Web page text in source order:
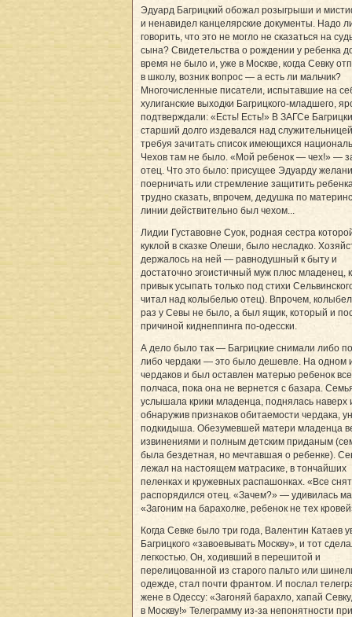
Эдуард Багрицкий обожал розыгрыши и
и ненавидел канцелярские документы. Надо
говорить, что это не могло не сказаться на
сына? Свидетельства о рождении у ребенка
время не было и, уже в Москве, когда Севку
в школу, возник вопрос — а есть ли мальчик?
Многочисленные писатели, испытавшие на
хулиганские выходки Багрицкого-младшего,
подтверждали: «Есть! Есть!» В ЗАГСе
старший долго издевался над служительницей
требуя зачитать список имеющихся
Чехов там не было. «Мой ребенок — чех!» —
отец. Что это было: присущее Эдуарду
поерничать или стремление защитить
трудно сказать, впрочем, дедушка по
линии действительно был чехом...
Лидии Густавовне Суок, родная сестра
куклой в сказке Олеши, было несладко.
держалось на ней — равнодушный к быту и
достаточно эгоистичный муж плюс младенец,
привык усыпать только под стихи
читал над колыбелью отец). Впрочем,
раз у Севы не было, а был ящик, который и
причиной киднеппинга по-одесски.
А дело было так — Багрицкие снимали либо
либо чердаки — это было дешевле. На одном
чердаков и был оставлен матерью ребенок
полчаса, пока она не вернется с базара.
услышала крики младенца, поднялась наверх
обнаружив признаков обитаемости чердака,
подкидыша. Обезумевшей матери младенца
извинениями и полным детским приданым
была бездетная, но мечтавшая о ребенке).
лежал на настоящем матрасике, в тончайших
пеленках и кружевных распашонках. «Все
распорядился отец. «Зачем?» — удивилась
«Загоним на барахолке, ребенок не тех
Когда Севке было три года, Валентин Катаев
Багрицкого «завоевывать Москву», и тот
легкостью. Он, ходивший в перешитой и
перелицованной из старого пальто или
одежде, стал почти франтом. И послал
жене в Одессу: «Загоняй барахло, хапай
в Москву!» Телеграмму из-за непонятности